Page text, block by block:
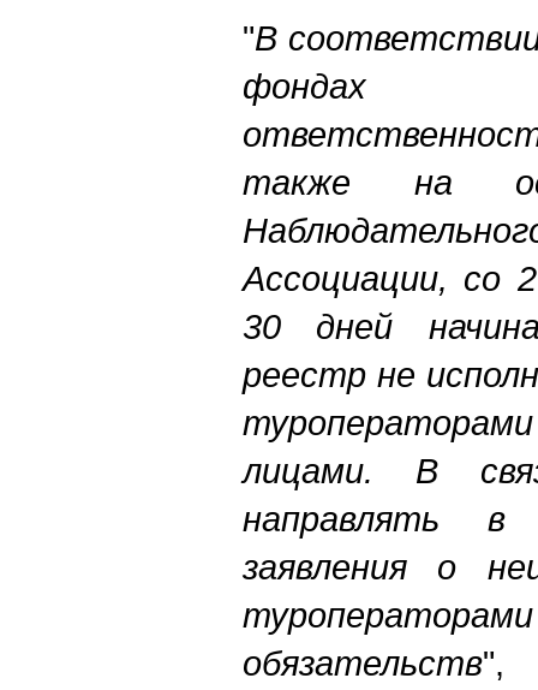
"В
фондах
также на
Ассоциации, со
30 дней
реестр не
лицами. В
направлять в
заявления о
обязательств",